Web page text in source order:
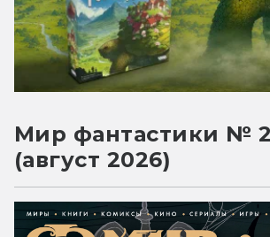
Мир фантастики №
(август 2026)